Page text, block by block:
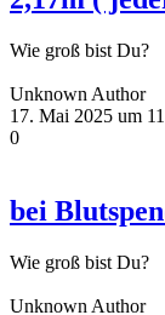
Wie groß bist Du?
Unknown Author
17. Mai 2025 um
0
bei
Wie groß bist Du?
Unknown Author